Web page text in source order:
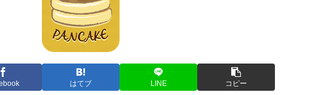
はてブ LINE コピー